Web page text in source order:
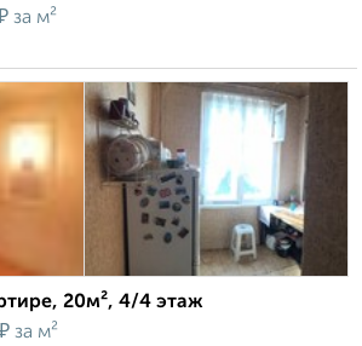
за м²
20м², 4/4 этаж
₽ за м²